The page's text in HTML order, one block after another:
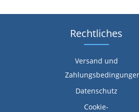
Rechtliches
Versand und
Datenschutz
Cookie-